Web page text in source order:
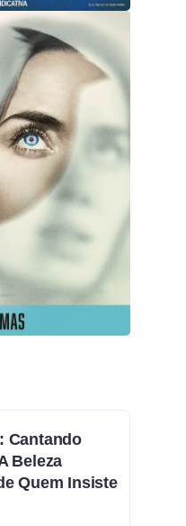
Cantando
Beleza
Quem Insiste